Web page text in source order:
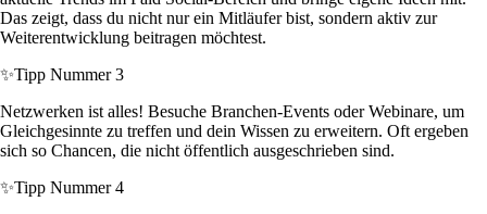
Das zeigt, dass du nicht nur ein Mitläufer bist, sondern aktiv zur
Weiterentwicklung beitragen möchtest.
✨Tipp Nummer 3
Netzwerken ist alles! Besuche Branchen-Events oder Webinare, um
Gleichgesinnte zu treffen und dein Wissen zu erweitern. Oft ergeben
sich so Chancen, die nicht öffentlich ausgeschrieben sind.
✨Tipp Nummer 4